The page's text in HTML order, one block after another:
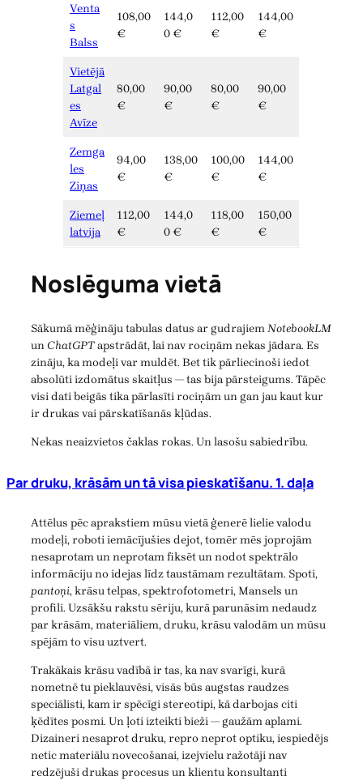
Venta
s
Balss
108,00
€
144,0
0 €
112,00
€
144,00
€
Vietējā
Latgal
es
Avīze
80,00
€
90,00
€
80,00
€
90,00
€
Zemga
les
Ziņas
94,00
€
138,00
€
100,00
€
144,00
€
Ziemeļ
latvija
112,00
€
144,0
0 €
118,00
€
150,00
€
Noslēguma vietā
Sākumā mēģināju tabulas datus ar gudrajiemNotebookLM
un ChatGPTapstrādāt, lai nav rociņām nekas jādara. Es
zināju, ka modeļi var muldēt. Bet tik pārliecinoši iedot
absolūti izdomātus skaitļus — tas bija pārsteigums. Tāpēc
visi dati beigās tika pārlasīti rociņām un gan jau kaut kur
ir drukas vai pārskatīšanās kļūdas.
Nekas neaizvietos čaklas rokas. Un lasošu sabiedrību.
Par druku, krāsām un tā visa pieskatīšanu. 1. daļa
Attēlus pēc aprakstiem mūsu vietā ģenerē lielie valodu
modeļi, roboti iemācījušies dejot, tomēr mēs joprojām
nesaprotam un neprotam fiksēt un nodot spektrālo
informāciju no idejas līdz taustāmam rezultātam. Spoti,
pantoņi, krāsu telpas, spektrofotometri, Mansels un
profili. Uzsākšu rakstu sēriju, kurā parunāsim nedaudz
par krāsām, materiāliem, druku, krāsu valodām un mūsu
spējām to visu uztvert.
Trakākais krāsu vadībā ir tas, ka nav svarīgi, kurā
nometnē tu pieklauvēsi, visās būs augstas raudzes
speciālisti, kam ir spēcīgi stereotipi, kā darbojas citi
ķēdītes posmi. Un ļoti izteikti bieži — gaužām aplami.
Dizaineri nesaprot druku, repro neprot optiku, iespiedējs
netic materiālu novecošanai, izejvielu ražotāji nav
redzējuši drukas procesus un klientu konsultanti